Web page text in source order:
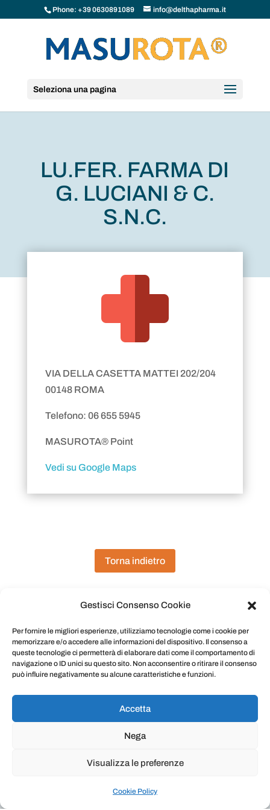
Gestisci Consenso Cookie
Per fornire le migliori esperienze, utilizziamo tecnologie come i cookie per
memorizzare e/o accedere alle informazioni del dispositivo. Il consenso a
queste tecnologie ci permetterà di elaborare dati come il comportamento di
navigazione o ID unici su questo sito. Non acconsentire o ritirare il consenso
può influire negativamente su alcune caratteristiche e funzioni.
Accetta
Nega
Visualizza le preferenze
Cookie Policy
Phone: +39 0630891089 info@delthapharma.it
Seleziona una pagina
LU.FER. FARMA DI
G. LUCIANI & C.
S.N.C.
VIA DELLA CASETTA MATTEI 202/204
00148 ROMA
Telefono: 06 655 5945
MASUROTA® Point
Vedi su Google Maps
Torna indietro
Masu rota® è un marchio della Deltha Pharma srl |
P.IVA 10612681006 | Via Ronciglione, 8 00191
Roma | Telefono: +39 0630891089 | Fax: +39
0645227290
info@delthapharma.it